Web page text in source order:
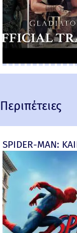
Περιπέτειες
SPIDER-MAN: